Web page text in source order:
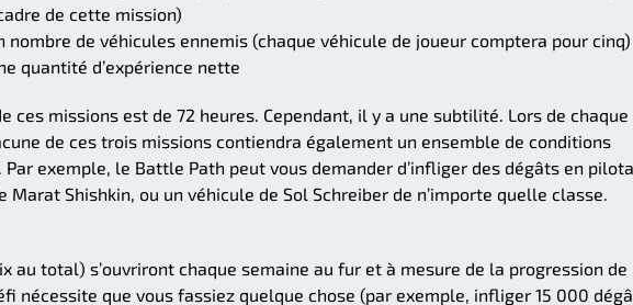
de cette mission)
nombre de véhicules ennemis (chaque véhicule de joueur comptera pour cinq)
quantité d’expérience nette
ces missions est de 72 heures. Cependant, il y a une subtilité. Lors de chaque
de ces trois missions contiendra également un ensemble de conditions
exemple, le Battle Path peut vous demander d’infliger des dégâts en
Marat Shishkin, ou un véhicule de Sol Schreiber de n’importe quelle classe.
au total) s’ouvriront chaque semaine au fur et à mesure de la progression de
nécessite que vous fassiez quelque chose (par exemple, infliger 15 000